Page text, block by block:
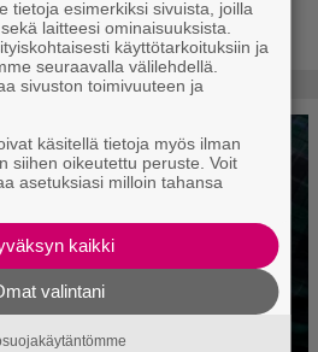
tietoja esimerkiksi sivuista, joilla
laitteesi ominaisuuksista.
käyttötarkoituksiin ja
seuraavalla välilehdellä.
sivuston toimivuuteen ja
käsitellä tietoja myös ilman
siihen oikeutettu peruste. Voit
asetuksiasi milloin tahansa
kaikki
valintani